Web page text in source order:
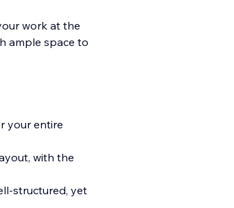
work at the
ample space to
your entire
with the
structured, yet